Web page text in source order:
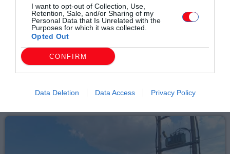
I want to opt-out of Collection, Use,
Retention, Sale, and/or Sharing of my
Personal Data that Is Unrelated with the
Purposes for which it was collected.
Opted Out
CONFIRM
Data Deletion Data Access Privacy Policy
Συντάχθηκε από:ERKO.GR
Σχετικά άρθρα